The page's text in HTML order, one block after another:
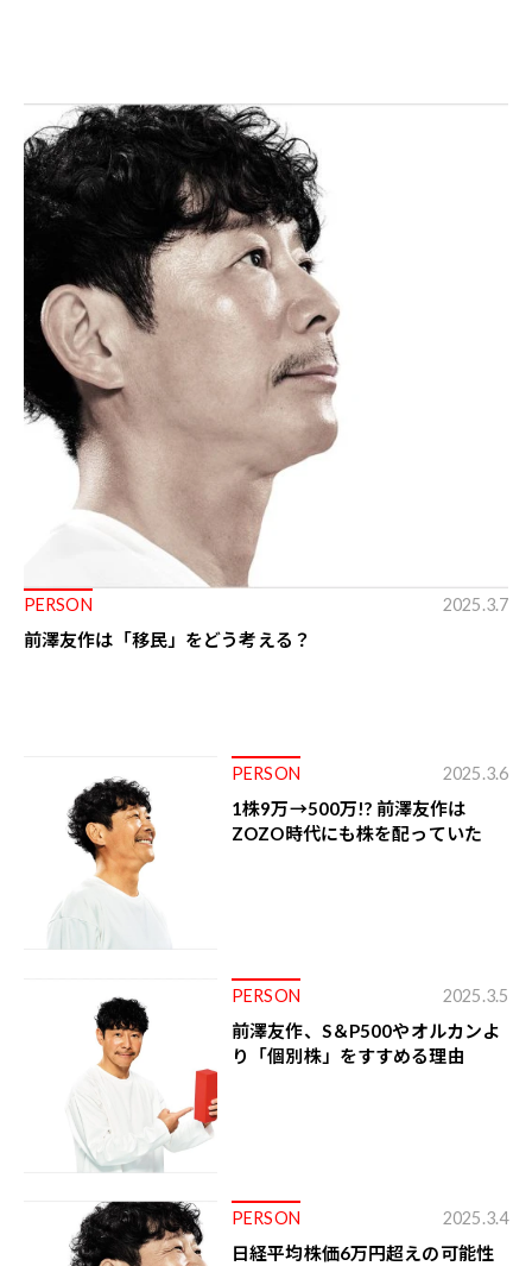
PERSON 2025.3.7
前澤友作は「移民」をどう考える？
PERSON 2025.3.6
1株9万→500万!? 前澤友作は
ZOZO時代にも株を配っていた
PERSON 2025.3.5
前澤友作、S＆P500やオルカンよ
り「個別株」をすすめる理由
PERSON 2025.3.4
日経平均株価6万円超えの可能性